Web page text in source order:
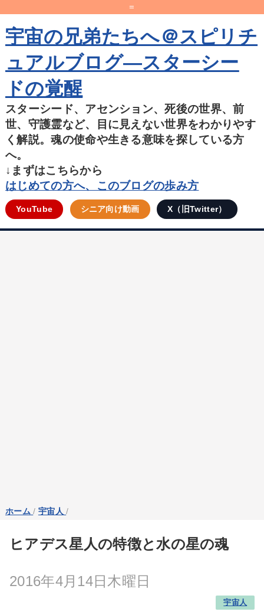
=
宇宙の兄弟たちへ＠スピリチ
ュアルブログ―スターシー
ドの覚醒
スターシード、アセンション、死後の世界、前
世、守護霊など、目に見えない世界をわかりやす
く解説。魂の使命や生きる意味を探している方
へ。
↓まずはこちらから
はじめての方へ、このブログの歩み方
YouTube シニア向け動画 X（旧Twitter）
ホーム / 宇宙人 /
ヒアデス星人の特徴と水の星の魂
2016年4月14日木曜日
宇宙人